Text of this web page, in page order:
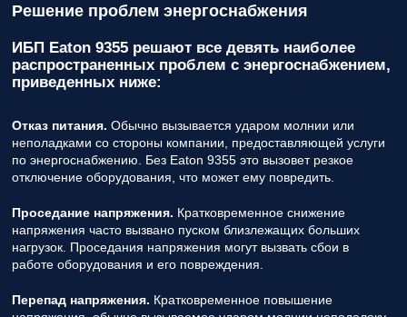
Решение проблем энергоснабжения
ИБП Eaton 9355 решают все девять наиболее
распространенных проблем с энергоснабжением,
приведенных ниже:
Отказ питания. Обычно вызывается ударом молнии или
неполадками со стороны компании, предоставляющей услуги
по энергоснабжению. Без Eaton 9355 это вызовет резкое
отключение оборудования, что может ему повредить.
Проседание напряжения. Кратковременное снижение
напряжения часто вызвано пуском близлежащих больших
нагрузок. Проседания напряжения могут вызвать сбои в
работе оборудования и его повреждения.
Перепад напряжения. Кратковременное повышение